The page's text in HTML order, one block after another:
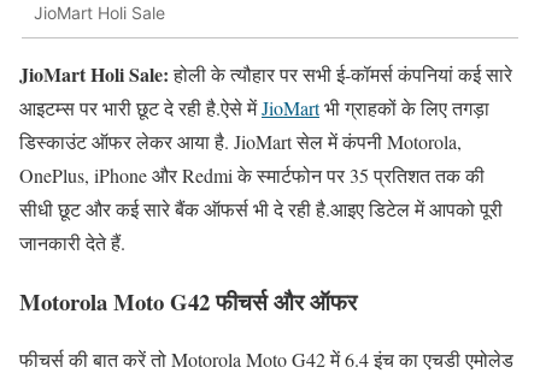
JioMart Holi Sale
JioMart Holi Sale:होली के त्यौहार पर सभी ई-कॉमर्स कंपनियां कई सारे
आइटम्स पर भारी छूट दे रही है.ऐसे मेंJioMartभी ग्राहकों के लिए तगड़ा
डिस्काउंट ऑफर लेकर आया है. JioMart सेल में कंपनी Motorola,
OnePlus, iPhone और Redmi के स्मार्टफोन पर 35 प्रतिशत तक की
सीधी छूट और कई सारे बैंक ऑफर्स भी दे रही है.आइए डिटेल में आपको पूरी
जानकारी देते हैं.
Motorola Moto G42 फीचर्स और ऑफर
फीचर्स की बात करें तो Motorola Moto G42 में 6.4 इंच का एचडी एमोलेड